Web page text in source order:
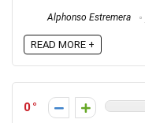
Alphonso Estremera
READ MORE +
0